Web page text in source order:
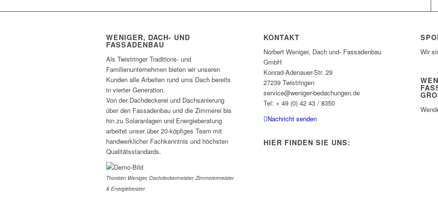
WENIGER, DACH- UND
FASSADENBAU
Als Twistringer Traditions- und
Familienunternehmen bieten wir unseren
Kunden alle Arbeiten rund ums Dach bereits
in vierter Generation.
Von der Dachdeckerei und Dachsanierung
über den Fassadenbau und die Zimmerei bis
hin zu Solaranlagen und Energieberatung
arbeitet unser über 20-köpfiges Team mit
handwerklicher Fachkenntnis und höchsten
Qualitätsstandards.
Thorsten Weniger, Dachdeckermeister, Zimmerermeister
& Energieberater
KONTAKT
Norbert Weniger, Dach und- Fassadenbau
GmbH
Konrad-Adenauer-Str. 29
27239 Twistringen
service@weniger-bedachungen.de
Tel: + 49 (0) 42 43 / 8350
Nachricht senden
HIER FINDEN SIE UNS:
Wir